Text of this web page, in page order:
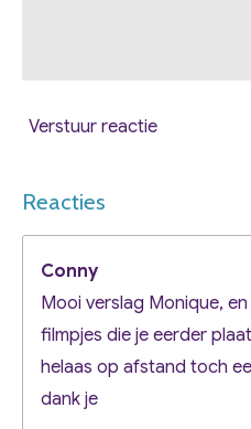
Verstuur reactie
Reacties
Conny
Mooi verslag Monique,
filmpjes die je eerder
helaas op afstand toch
dank je